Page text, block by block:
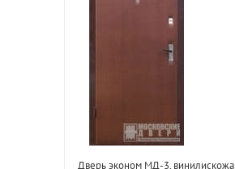
Дверь эконом МД-3, винилискожа